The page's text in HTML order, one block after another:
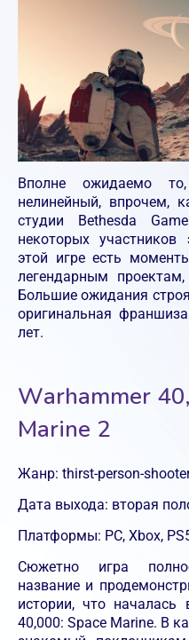
Вполне ожидаемо
нелинейный, впрочем,
студии Bethesda
некоторых участников
этой игре есть
легендарным
Большие ожидания
оригинальная
лет.
Warhammer
Marine 2
Жанр: thirst-person-
Дата выхода: вторая
Платформы: PC, Xbox,
Сюжетно игра
название и
истории, что началась
40,000: Space Marine. В